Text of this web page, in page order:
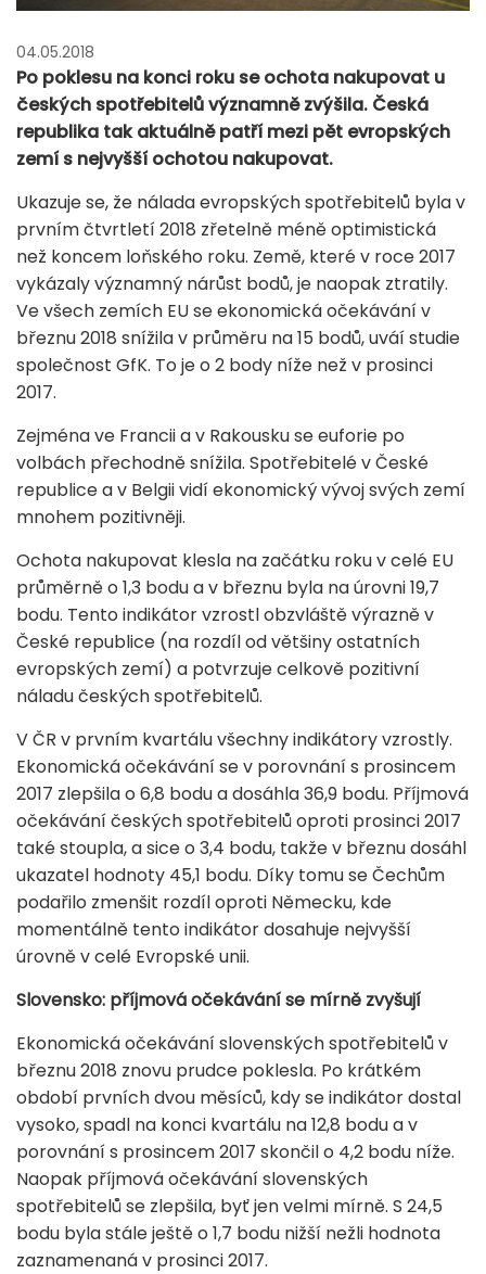
04.05.2018
Po poklesu na konci roku se ochota nakupovat u
českých spotřebitelů významně zvýšila. Česká
republika tak aktuálně patří mezi pět evropských
zemí s nejvyšší ochotou nakupovat.
Ukazuje se, že nálada evropských spotřebitelů byla v
prvním čtvrtletí 2018 zřetelně méně optimistická
než koncem loňského roku. Země, které v roce 2017
vykázaly významný nárůst bodů, je naopak ztratily.
Ve všech zemích EU se ekonomická očekávání v
březnu 2018 snížila v průměru na 15 bodů, uváí studie
společnost GfK. To je o 2 body níže než v prosinci
2017.
Zejména ve Francii a v Rakousku se euforie po
volbách přechodně snížila. Spotřebitelé v České
republice a v Belgii vidí ekonomický vývoj svých zemí
mnohem pozitivněji.
Ochota nakupovat klesla na začátku roku v celé EU
průměrně o 1,3 bodu a v březnu byla na úrovni 19,7
bodu. Tento indikátor vzrostl obzvláště výrazně v
České republice (na rozdíl od většiny ostatních
evropských zemí) a potvrzuje celkově pozitivní
náladu českých spotřebitelů.
V ČR v prvním kvartálu všechny indikátory vzrostly.
Ekonomická očekávání se v porovnání s prosincem
2017 zlepšila o 6,8 bodu a dosáhla 36,9 bodu. Příjmová
očekávání českých spotřebitelů oproti prosinci 2017
také stoupla, a sice o 3,4 bodu, takže v březnu dosáhl
ukazatel hodnoty 45,1 bodu. Díky tomu se Čechům
podařilo zmenšit rozdíl oproti Německu, kde
momentálně tento indikátor dosahuje nejvyšší
úrovně v celé Evropské unii.
Slovensko: příjmová očekávání se mírně zvyšují
Ekonomická očekávání slovenských spotřebitelů v
březnu 2018 znovu prudce poklesla. Po krátkém
období prvních dvou měsíců, kdy se indikátor dostal
vysoko, spadl na konci kvartálu na 12,8 bodu a v
porovnání s prosincem 2017 skončil o 4,2 bodu níže.
Naopak příjmová očekávání slovenských
spotřebitelů se zlepšila, byť jen velmi mírně. S 24,5
bodu byla stále ještě o 1,7 bodu nižší nežli hodnota
zaznamenaná v prosinci 2017.